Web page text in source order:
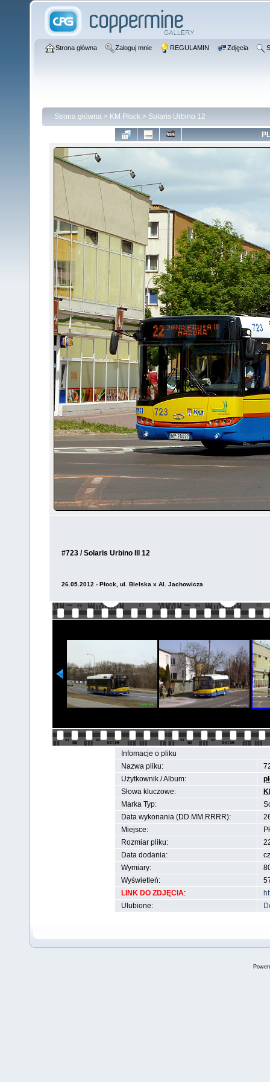
Strona główna Zaloguj mnie REGULAMIN Zdjęcia
Strona główna > KM Płock > Solaris Urbino 12
#723 / Solaris Urbino III 12
26.05.2012 - Płock, ul. Bielska x Al. Jachowicza
Infomacje o pliku
Nazwa pliku:
Użytkownik / Album:
Słowa kluczowe:
Marka Typ:
Data wykonania (DD.MM.RRRR):
Miejsce:
Rozmiar pliku:
Data dodania:
Wymiary:
Wyświetleń:
LINK DO ZDJĘCIA:
Ulubione: